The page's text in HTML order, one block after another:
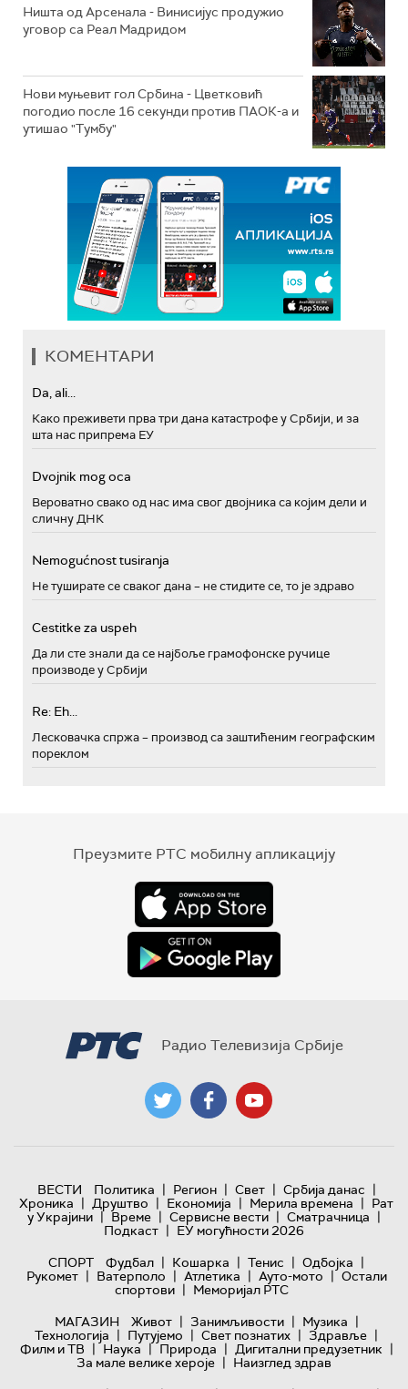
Ништа од Арсенала - Винисијус продужио
уговор са Реал Мадридом
Нови муњевит гол Србина - Цветковић
погодио после 16 секунди против ПАОК-а и
утишао "Тумбу"
КОМЕНТАРИ
Da, ali...
Како преживети прва три дана катастрофе у Србији, и за
шта нас припрема ЕУ
Dvojnik mog oca
Вероватно свако од нас има свог двојника са којим дели и
сличну ДНК
Nemogućnost tusiranja
Не туширате се сваког дана – не стидите се, то је здраво
Cestitke za uspeh
Да ли сте знали да се најбоље грамофонске ручице
производе у Србији
Re: Eh...
Лесковачка спржа – производ са заштићеним географским
пореклом
Преузмите РТС мобилну апликацију
Радио Телевизија Србије
ВЕСТИ Политика | Регион | Свет | Србија данас |
Хроника | Друштво | Економија | Мерила времена | Рат
у Украјини | Време | Сервисне вести | Сматрачница |
Подкаст | ЕУ могућности 2026
СПОРТ
Фудбал | Кошарка | Тенис | Одбојка |
Рукомет | Ватерполо | Атлетика | Ауто-мото | Остали
спортови | Меморијал РТС
МАГАЗИН
Живот | Занимљивости | Музика |
Технологијa | Путујемо | Свет познатих | Здравље |
Филм и ТВ | Наука | Природа | Дигитални предузетник |
За мале велике хероје | Наизглед здрав